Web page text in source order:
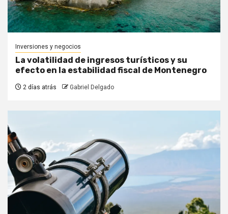
Inversiones y negocios
La volatilidad de ingresos turísticos y su
efecto en la estabilidad fiscal de Montenegro
2 días atrás Gabriel Delgado